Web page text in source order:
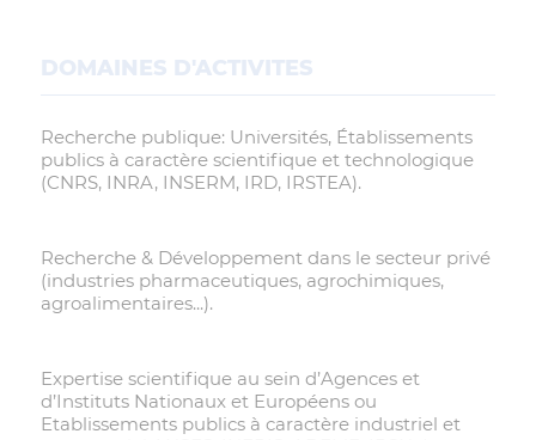
DOMAINES D'ACTIVITES
Recherche publique: Universités, Établissements
publics à caractère scientifique et technologique
(CNRS, INRA, INSERM, IRD, IRSTEA).
Recherche & Développement dans le secteur privé
(industries pharmaceutiques, agrochimiques,
agroalimentaires...).
Expertise scientifique au sein d’Agences et
d’Instituts Nationaux et Européens ou
Etablissements publics à caractère industriel et